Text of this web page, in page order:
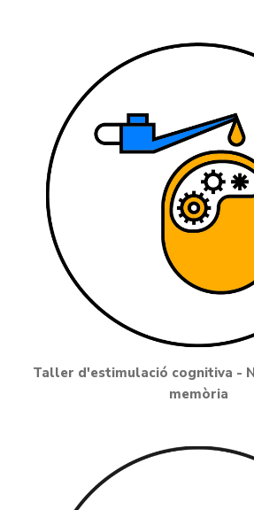
Taller d'estimulació cognitiva -
memòria